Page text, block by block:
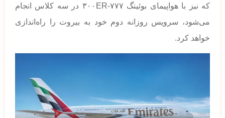
که نیز با هواپیمای بوئینگ ۷۷۷-۳۰۰ER در سه کلاس انجام
می‌شود، سرویس روزانه دوم خود به بیروت را راه‌اندازی
خواهد کرد.